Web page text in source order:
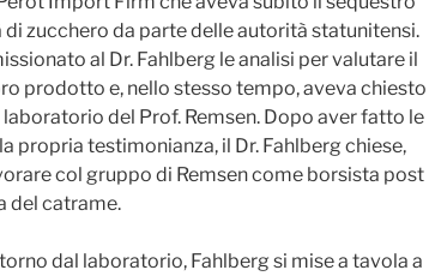
di zucchero da parte delle autorità statunitensi.
al Dr. Fahlberg le analisi per valutare il
prodotto e, nello stesso tempo, aveva chiesto
del Prof. Remsen. Dopo aver fatto le
propria testimonianza, il Dr. Fahlberg chiese,
col gruppo di Remsen come borsista post
del catrame.
dal laboratorio, Fahlberg si mise a tavola a